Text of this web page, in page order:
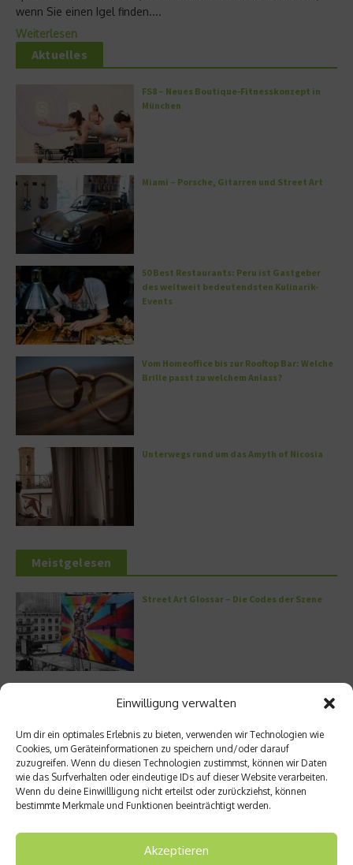
Einwilligung verwalten
Um dir ein optimales Erlebnis zu bieten, verwenden wir Technologien wie
Cookies, um Geräteinformationen zu speichern und/oder darauf
zuzugreifen. Wenn du diesen Technologien zustimmst, können wir Daten
wie das Surfverhalten oder eindeutige IDs auf dieser Website verarbeiten.
Wenn du deine Einwillligung nicht erteilst oder zurückziehst, können
bestimmte Merkmale und Funktionen beeinträchtigt werden.
Akzeptieren
wenn Sie einen Igel finden....
Weiterlesen
Aktuelles
FS8 – Neues Boutique-Fitnesskonzept in
München
Miami – Porsche, Gitarren und Street Art
50 Best Restaurants: Peru ist Gastgeber
des weltweit bedeutendsten Kulinarik-
Events
Vom Homeoffice bis zur Rooftop Bar: Welche
Brille passt zu welchem Anlass?
Unterwegs rund um das Amyth of Nicosia
Meistgelesen
Street Art Glossar – Die Codes der Szene
Kann man Hunde vegan ernähren?